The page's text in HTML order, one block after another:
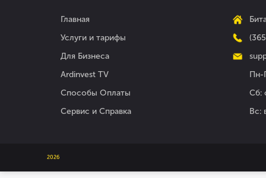
Главная
Услуги и тарифы
Для Бизнеса
Ardinvest TV
Способы Оплаты
Сервис и Справка
Пн-
Сб:
Вс:
2026